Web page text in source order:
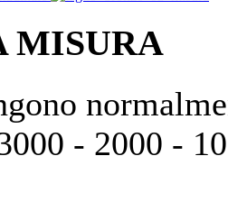
MISURA
- 2000 -